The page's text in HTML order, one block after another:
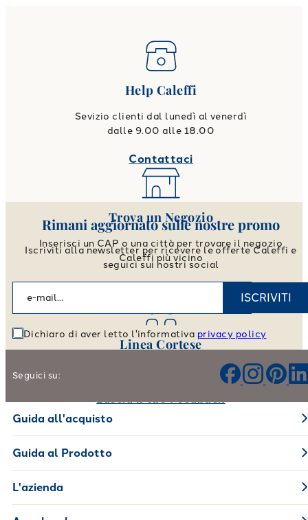
Help Caleffi
Sevizio clienti dal lunedì al venerdì
dalle 9.00 alle 18.00
Contattaci
Trova un Negozio
Inserisci un CAP o una città per trovare il negozio
Caleffi più vicino
Vai allo store locator
Linea Cortese
Aiutaci a migliorare i nostri prodotti e il nostro servizio
Rimani aggiornato sulle nostre promo
Iscriviti alla newsletter per ricevere le offerte Caleffi e
seguici sui nostri social
ISCRIVITI
Dichiaro di aver letto l'informativa privacy policy
Seguici su:
Guida all'acquisto
Guida al Prodotto
L'azienda